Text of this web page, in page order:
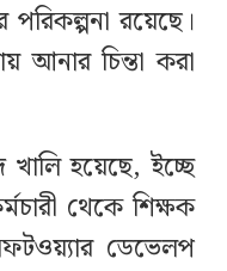
রয়েছে।
আনার চিন্তা করা
হয়েছে, ইচ্ছে
থেকে শিক্ষক
ডেভেলপ